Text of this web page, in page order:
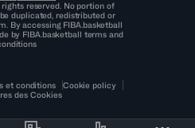
reserved. No portion of
duplicated, redistributed or
By accessing FIBA.basketball
by FIBA.basketball terms and
et conditions
Cookie policy
des Cookies